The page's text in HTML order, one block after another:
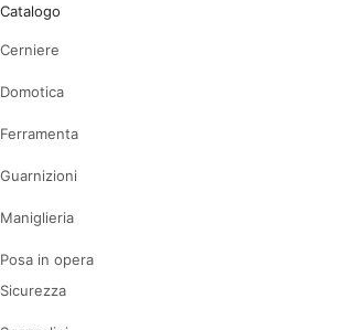
Catalogo
Cerniere
Domotica
Ferramenta
Guarnizioni
Maniglieria
Posa in opera
Sicurezza